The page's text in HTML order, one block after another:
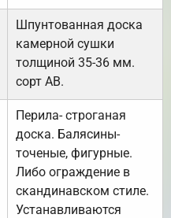
Шпунтованная доска
камерной сушки
толщиной 35-36 мм.
сорт АВ.
Перила- строганая
доска. Балясины-
точеные, фигурные.
Либо ограждение в
скандинавском стиле.
Устанавливаются